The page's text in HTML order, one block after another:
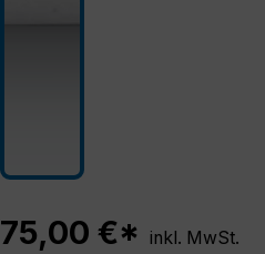
75,00 €* inkl. MwSt.